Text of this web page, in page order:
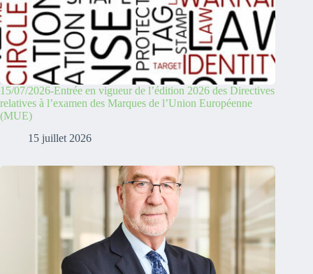
15/07/2026-Entrée en vigueur de l’édition 2026 des Directives
relatives à l’examen des Marques de l’Union Européenne
(MUE)
15 juillet 2026